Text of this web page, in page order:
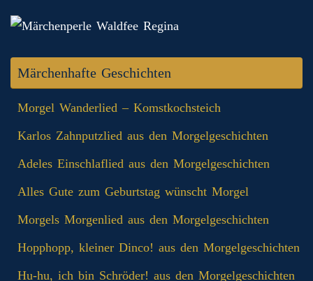
Märchenhafte Geschichten
Morgel Wanderlied – Komstkochsteich
Karlos Zahnputzlied aus den Morgelgeschichten
Adeles Einschlaflied aus den Morgelgeschichten
Alles Gute zum Geburtstag wünscht Morgel
Morgels Morgenlied aus den Morgelgeschichten
Hopphopp, kleiner Dinco! aus den Morgelgeschichten
Hu-hu, ich bin Schröder! aus den Morgelgeschichten